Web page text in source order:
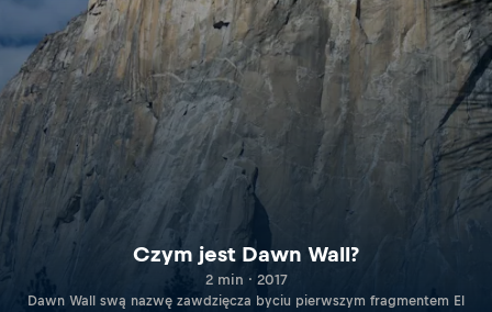
Czym jest Dawn Wall?
2 min · 2017
Dawn Wall swą nazwę zawdzięcza byciu pierwszym fragmentem El